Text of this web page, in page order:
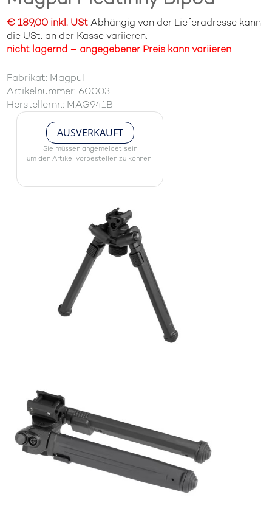
€ 189,00 inkl. UStAbhängig von der Lieferadresse kann
die USt. an der Kasse variieren.
nicht lagernd – angegebener Preis kann variieren
Fabrikat: Magpul
Artikelnummer: 60003
Herstellernr.: MAG941B
AUSVERKAUFT
Sie müssen angemeldet sein
um den Artikel vorbestellen zu können!